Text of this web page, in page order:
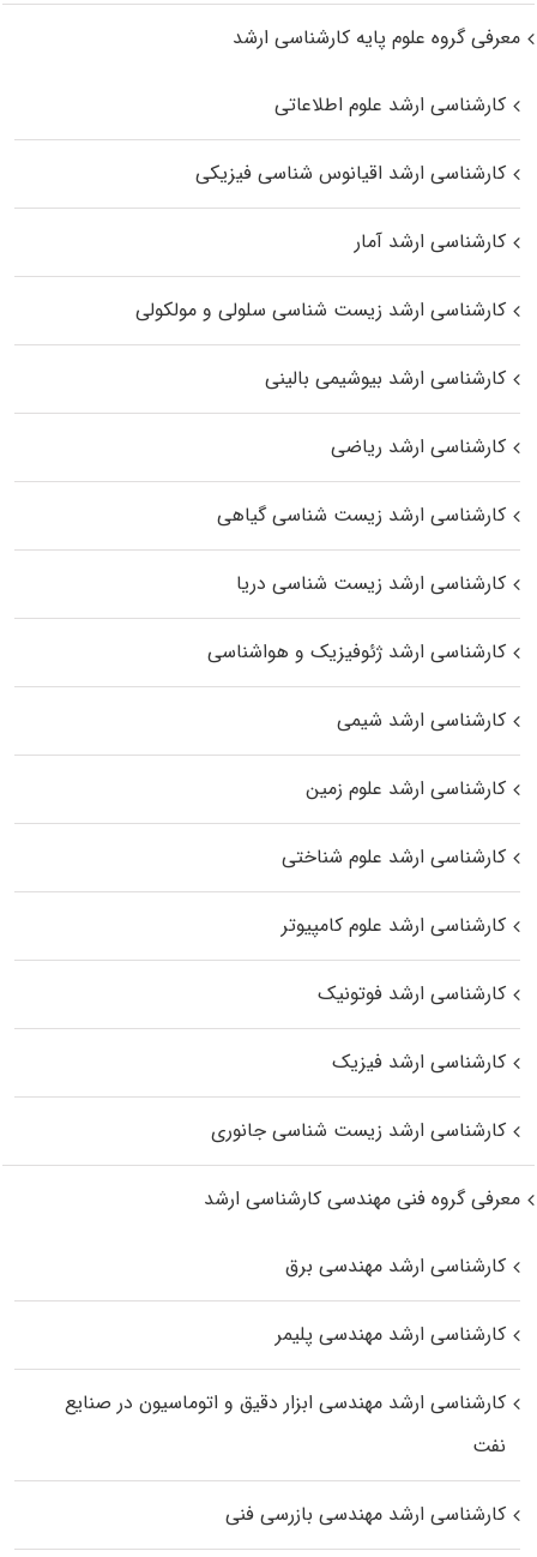
معرفی گروه علوم پایه کارشناسی ارشد
کارشناسی ارشد علوم اطلاعاتی
کارشناسی ارشد اقیانوس‌ شناسی فیزیکی
کارشناسی ارشد آمار
کارشناسی ارشد زیست شناسی سلولی و مولکولی
کارشناسی ارشد بیوشیمی بالینی
کارشناسی ارشد ریاضی
کارشناسی ارشد زیست‌ شناسی گیاهی
کارشناسی ارشد زیست‌ شناسی دریا
کارشناسی ارشد ژئوفیزیک و هواشناسی
کارشناسی ارشد شیمی
کارشناسی ارشد علوم زمین
کارشناسی ارشد علوم شناختی
کارشناسی ارشد علوم کامپیوتر
کارشناسی ارشد فوتونیک
کارشناسی ارشد فیزیک
کارشناسی ارشد زیست‌ شناسی جانوری
معرفی گروه فنی مهندسی کارشناسی ارشد
کارشناسی ارشد مهندسی برق
کارشناسی ارشد مهندسی پلیمر
کارشناسی ارشد مهندسی ابزار دقیق و اتوماسیون در صنایع
نفت
کارشناسی ارشد مهندسی بازرسی فنی